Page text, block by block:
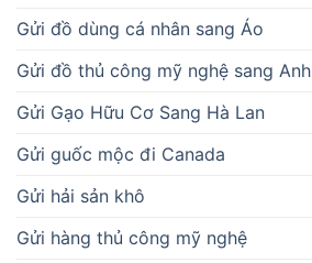
Gửi đồ dùng cá nhân sang Áo
Gửi đồ thủ công mỹ nghệ sang Anh
Gửi Gạo Hữu Cơ Sang Hà Lan
Gửi guốc mộc đi Canada
Gửi hải sản khô
Gửi hàng thủ công mỹ nghệ